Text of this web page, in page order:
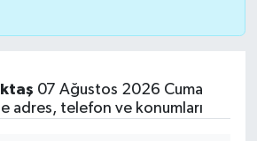
07 Ağustos 2026 Cuma
adres, telefon ve konumları